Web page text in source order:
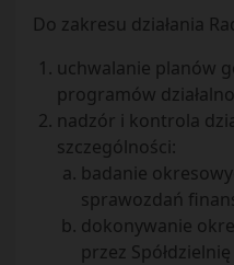
Do zakresu działania
uchwalanie planów
programów
nadzór i kontrola
szczególności:
badanie
sprawozdań
dokonywanie
przez